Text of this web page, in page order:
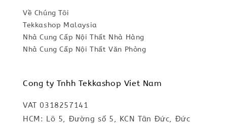
Về Chúng Tôi
Tekkashop Malaysia
Nhà Cung Cấp Nội Thất Nhà Hàng
Nhà Cung Cấp Nội Thất Văn Phòng
Cong ty Tnhh Tekkashop Viet Nam
VAT 0318257141
HCM: Lô 5, Đường số 5, KCN Tân Đức, Đức